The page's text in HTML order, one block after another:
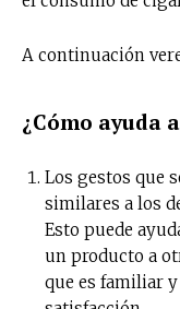
A continuación
¿Cómo ayuda
Los gestos que
similares a los
Esto puede
un producto a
que es familiar y